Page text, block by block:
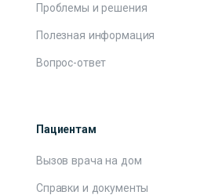
Проблемы и решения
Полезная информация
Вопрос-ответ
Пациентам
Вызов врача на дом
Справки и документы